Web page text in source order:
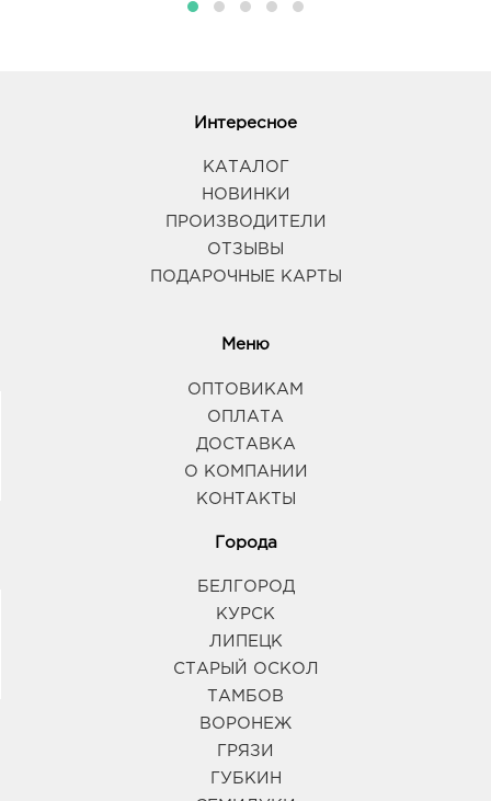
Интересное
КАТАЛОГ
НОВИНКИ
ПРОИЗВОДИТЕЛИ
ОТЗЫВЫ
ПОДАРОЧНЫЕ КАРТЫ
Меню
ОПТОВИКАМ
ОПЛАТА
ДОСТАВКА
О КОМПАНИИ
КОНТАКТЫ
Города
БЕЛГОРОД
КУРСК
ЛИПЕЦК
СТАРЫЙ ОСКОЛ
ТАМБОВ
ВОРОНЕЖ
ГРЯЗИ
ГУБКИН